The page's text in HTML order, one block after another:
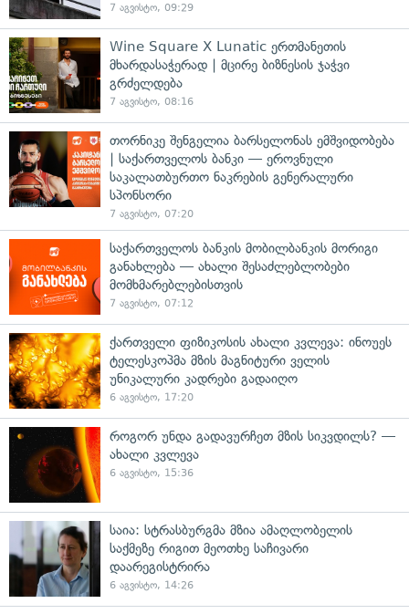
7 აგვისტო, 09:29
Wine Square X Lunatic ერთმანეთის
მხარდასაჭერად | მცირე ბიზნესის ჯაჭვი
გრძელდება
7 აგვისტო, 08:16
თორნიკე შენგელია ბარსელონას ემშვიდობება
| საქართველოს ბანკი — ეროვნული
საკალათბურთო ნაკრების გენერალური
სპონსორი
7 აგვისტო, 07:20
საქართველოს ბანკის მობილბანკის მორიგი
განახლება — ახალი შესაძლებლობები
მომხმარებლებისთვის
7 აგვისტო, 07:12
ქართველი ფიზიკოსის ახალი კვლევა: ინოუეს
ტელესკოპმა მზის მაგნიტური ველის
უნიკალური კადრები გადაიღო
6 აგვისტო, 17:20
როგორ უნდა გადავურჩეთ მზის სიკვდილს? —
ახალი კვლევა
6 აგვისტო, 15:36
საია: სტრასბურგმა მზია ამაღლობელის
საქმეზე რიგით მეოთხე საჩივარი
დაარეგისტრირა
6 აგვისტო, 14:26